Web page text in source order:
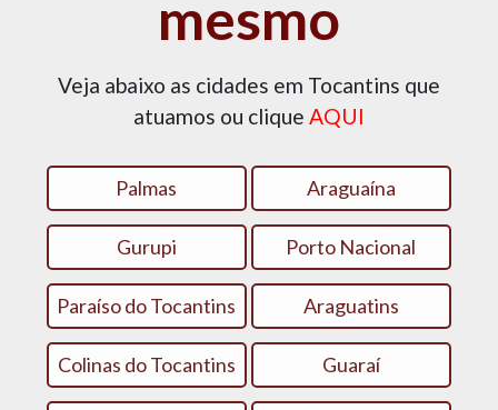
mesmo
Veja abaixo as cidades em Tocantins que
atuamos ou clique AQUI
Palmas Araguaína
Gurupi Porto Nacional
Paraíso do Tocantins Araguatins
Colinas do Tocantins Guaraí